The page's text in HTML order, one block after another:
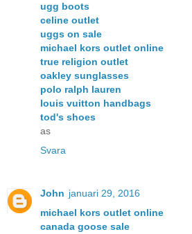
ugg boots
celine outlet
uggs on sale
michael kors outlet online
true religion outlet
oakley sunglasses
polo ralph lauren
louis vuitton handbags
tod's shoes
as
Svara
John januari 29, 2016
michael kors outlet online
canada goose sale